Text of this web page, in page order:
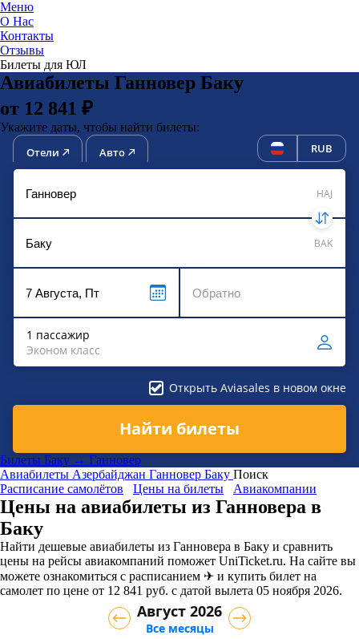
Меню
О Нас
Контакты
Отзывы
Билеты для ЮЛ
Авиабилеты Ганновер Баку
от 12 841 ₽
Укажите даты, чтобы найти билеты:
Отели Авто RUB
HAJ
BAK
1 пассажир
Эконом класс
Открыть Aviasales в новом окне
Найти билеты
Билеты Баку → Ганновер
Авиабилеты Азербайджан Ганновер Баку Поиск
Расписание самолётов
Цены на билеты Авиакомпании
Цены на авиабилеты из Ганновера в
Баку
Найти дешевые авиабилеты из Ганновера в Баку и сравнить
цены на рейсы авиакомпаний поможет UniTicket.ru. На сайте вы
можете ознакомиться с расписанием ✈ и купить билет на
самолет по цене от 12 841 руб. с датой вылета 05 ноября 2026.
Август 2026
Все месяцы